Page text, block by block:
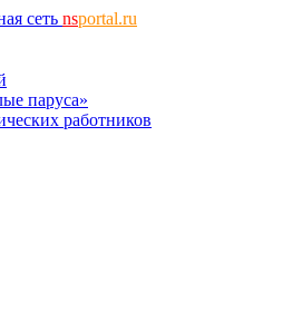
сеть nsportal.ru
паруса»
работников